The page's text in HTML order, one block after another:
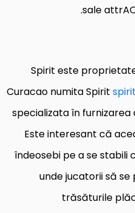
sale
Spirit este
Curacao numita Spirit
specializata în furnizarea
Este interesant că
îndeosebi pe a se stabili
unde jucatorii să
trăsăturile